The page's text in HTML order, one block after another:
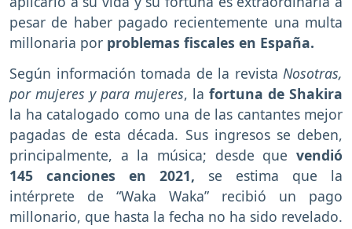
pesar de haber pagado recientemente una multa
millonaria por problemas fiscales en España.
Según información tomada de la revista Nosotras,
por mujeres y para mujeres, la fortuna de Shakira
la ha catalogado como una de las cantantes mejor
pagadas de esta década. Sus ingresos se deben,
principalmente, a la música; desde que vendió
145 canciones en 2021, se estima que la
intérprete de “Waka Waka” recibió un pago
millonario, que hasta la fecha no ha sido revelado.